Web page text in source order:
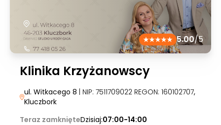
5.00/5
Klinika Krzyżanowscy
ul. Witkacego 8 | NIP: 7511709022 REGON: 160102707,
Kluczbork
Teraz zamknięteDzisiaj:07:00-14:00